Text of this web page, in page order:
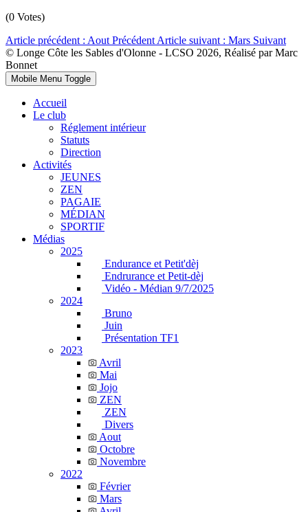
(0 Votes)
Article précédent : Aout Précédent Article suivant : Mars Suivant
© Longe Côte les Sables d'Olonne - LCSO 2026, Réalisé par Marc
Bonnet
Mobile Menu Toggle
Accueil
Le club
Réglement intérieur
Statuts
Direction
Activités
JEUNES
ZEN
PAGAIE
MÉDIAN
SPORTIF
Médias
2025
Endurance et Petit'dèj
Endrurance et Petit-dèj
Vidéo - Médian 9/7/2025
2024
Bruno
Juin
Présentation TF1
2023
Avril
Mai
Jojo
ZEN
ZEN
Divers
Aout
Octobre
Novembre
2022
Février
Mars